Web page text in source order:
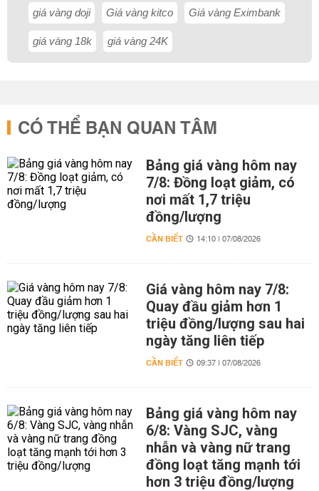
giá vàng doji Giá vàng kitco Giá vàng Eximbank
giá vàng 18k giá vàng 24K
CÓ THỂ BẠN QUAN TÂM
Bảng giá vàng hôm nay
7/8: Đồng loạt giảm, có
nơi mất 1,7 triệu
đồng/lượng
CẦN BIẾT 14:10 | 07/08/2026
Giá vàng hôm nay 7/8:
Quay đầu giảm hơn 1
triệu đồng/lượng sau hai
ngày tăng liên tiếp
CẦN BIẾT 09:37 | 07/08/2026
Bảng giá vàng hôm nay
6/8: Vàng SJC, vàng
nhẫn và vàng nữ trang
đồng loạt tăng mạnh tới
hơn 3 triệu đồng/lượng